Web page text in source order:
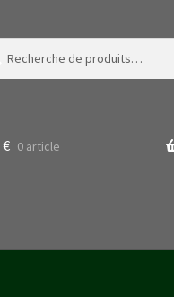
€ 0 article